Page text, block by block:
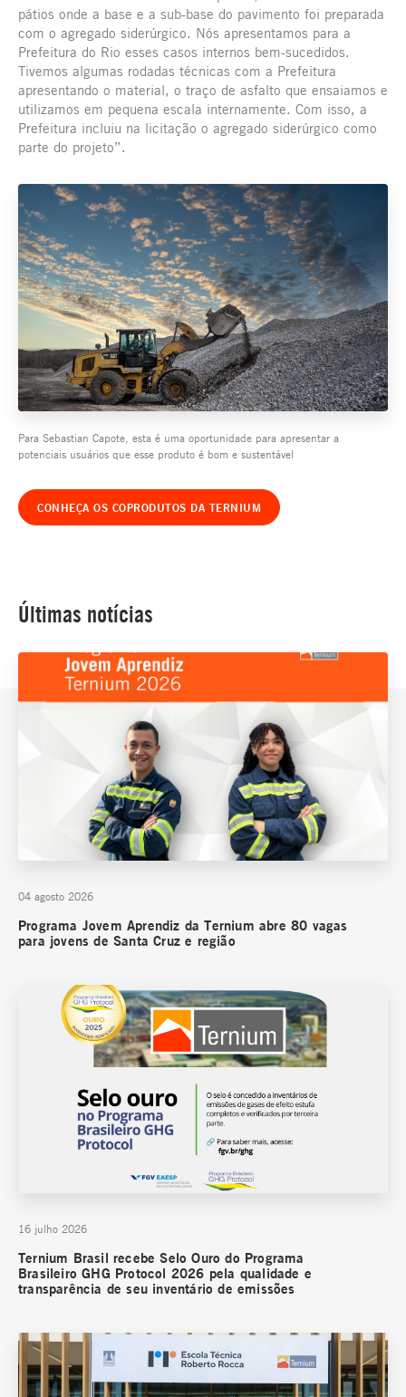
pátios onde a base e a sub-base do pavimento foi preparada
com o agregado siderúrgico. Nós apresentamos para a
Prefeitura do Rio esses casos internos bem-sucedidos.
Tivemos algumas rodadas técnicas com a Prefeitura
apresentando o material, o traço de asfalto que ensaiamos e
utilizamos em pequena escala internamente. Com isso, a
Prefeitura incluiu na licitação o agregado siderúrgico como
parte do projeto”.
Para Sebastian Capote, esta é uma oportunidade para apresentar a
potenciais usuários que esse produto é bom e sustentável
CONHEÇA OS COPRODUTOS DA TERNIUM
Últimas notícias
04 agosto 2026
Programa Jovem Aprendiz da Ternium abre 80 vagas
para jovens de Santa Cruz e região
16 julho 2026
Ternium Brasil recebe Selo Ouro do Programa
Brasileiro GHG Protocol 2026 pela qualidade e
transparência de seu inventário de emissões